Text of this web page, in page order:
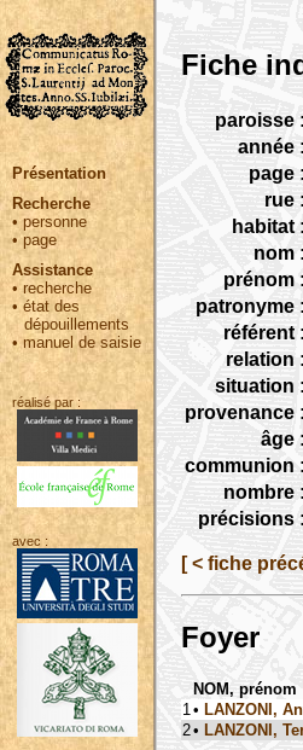
Présentation
Recherche
• personne
•page
Assistance
• recherche
•état des
dépouillements
•manuel de saisie
réalisé par :
avec :
Fiche
paroisse :
année :
page :
rue :
habitat :
nom :
prénom :
patronyme :
référent :
relation :
situation :
provenance :
âge :
communion :
nombre :
précisions :
[ < fiche
Foyer
NOM, prénom
1 • LANZONI,
2• LANZONI,